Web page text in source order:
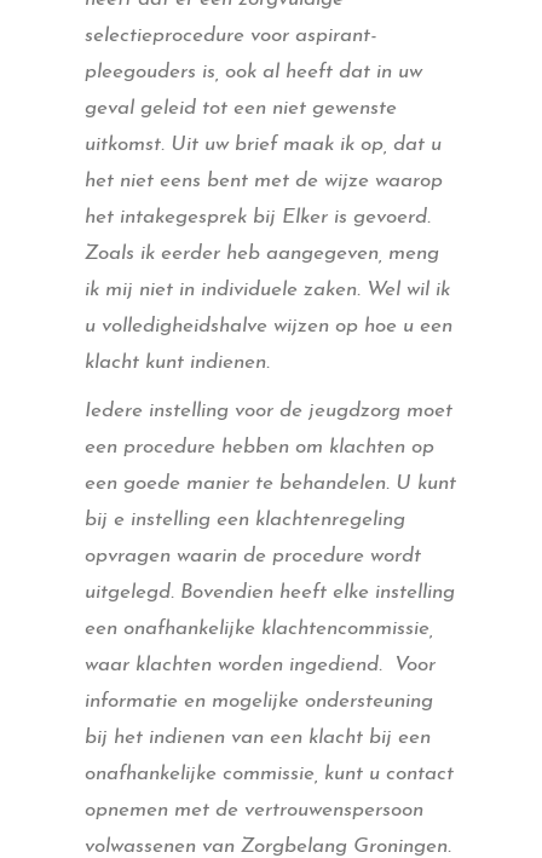
selectieprocedure voor aspirant-
pleegouders is, ook al heeft dat in uw
geval geleid tot een niet gewenste
uitkomst. Uit uw brief maak ik op, dat u
het niet eens bent met de wijze waarop
het intakegesprek bij Elker is gevoerd.
Zoals ik eerder heb aangegeven, meng
ik mij niet in individuele zaken. Wel wil ik
u volledigheidshalve wijzen op hoe u een
klacht kunt indienen.
Iedere instelling voor de jeugdzorg moet
een procedure hebben om klachten op
een goede manier te behandelen. U kunt
bij e instelling een klachtenregeling
opvragen waarin de procedure wordt
uitgelegd. Bovendien heeft elke instelling
een onafhankelijke klachtencommissie,
waar klachten worden ingediend. Voor
informatie en mogelijke ondersteuning
bij het indienen van een klacht bij een
onafhankelijke commissie, kunt u contact
opnemen met de vertrouwenspersoon
volwassenen van Zorgbelang Groningen.